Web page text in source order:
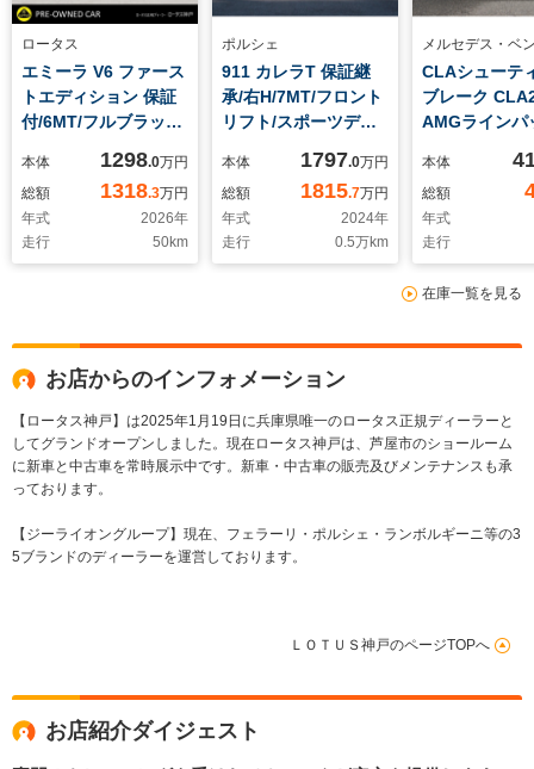
ロータス
エミーラ V6 ファース
トエディション 保証
付/6MT/フルブラック
ドイヤータイヤ/ブラ
ックアルカンタラステ
アリング+ブラック
TDCマーク&ブラック
ステッチ/イエローキ
ール/KEFサウンド
本体 1298.0万円
総額
1318.3万円
年式
2026年
走行
50km
ポルシェ
911 カレラT 保証継
承/右H/7MT/フロント
リフト/スポーツデザ
チレーション/LEDマ
トリクスヘッドライ
ト/リアアクスル/スポ
ーツエグゾースト/パ
ワステプラス/18way
ー
本体 1797.0万円
総額
1815.7万円
年式
2024年
走行
0.5万km
メルセデス・ベ
CLAシューテ
ブレーク
AMGラインパ
MP202501 保
承/MP202501/
ハーフレザー/
ヒーター/メモ
パワーシート/
ビングアシス
LEDヘッドラ
ラ/純正19イン
本体
総額
年式
走行
在庫一覧を見る
お店からのインフォメーション
【ロータス神戸】は2025年1月19日に兵庫県唯一のロータス正規ディーラーと
してグランドオープンしました。現在ロータス神戸は、芦屋市のショールーム
に新車と中古車を常時展示中です。新車・中古車の販売及びメンテナンスも承
っております。
【ジーライオングループ】現在、フェラーリ・ポルシェ・ランボルギーニ等の3
5ブランドのディーラーを運営しております。
ＬＯＴＵＳ神戸のページTOPへ
お店紹介ダイジェスト